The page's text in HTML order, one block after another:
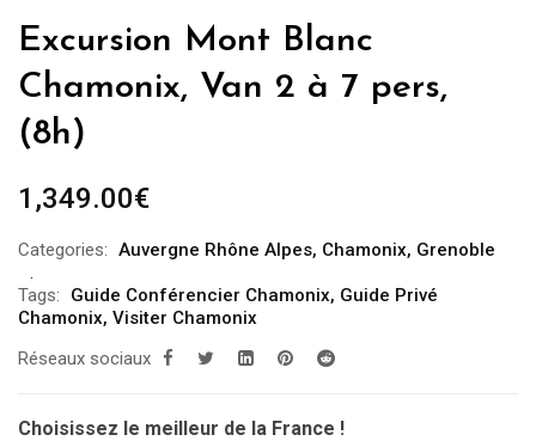
Excursion Mont Blanc
Chamonix, Van 2 à 7 pers,
(8h)
1,349.00€
Categories: Auvergne Rhône Alpes, Chamonix, Grenoble
Tags: Guide Conférencier Chamonix, Guide Privé
Chamonix, Visiter Chamonix
Réseaux sociaux
Choisissez le meilleur de la France !